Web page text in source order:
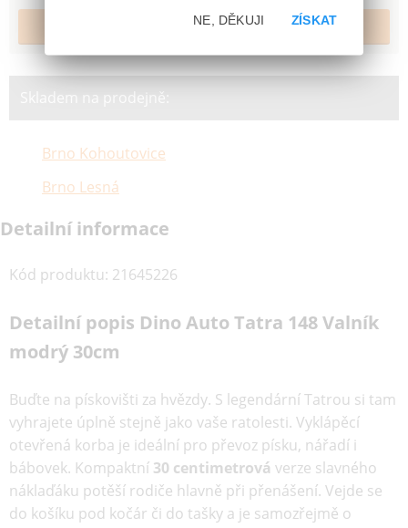
Skladem na prodejně:
Brno Kohoutovice
Brno Lesná
Detailní informace
Kód produktu: 21645226
Detailní popis Dino Auto Tatra 148 Valník
modrý 30cm
Buďte na pískovišti za hvězdy. S legendární Tatrou si tam
vyhrajete úplně stejně jako vaše ratolesti. Vyklápěcí
otevřená korba je ideální pro převoz písku, nářadí i
bábovek. Kompaktní 30 centimetrová verze slavného
náklaďáku potěší rodiče hlavně při přenášení. Vejde se
do košíku pod kočár či do tašky a je samozřejmě o
ZÍSKAT
NE, DĚKUJI